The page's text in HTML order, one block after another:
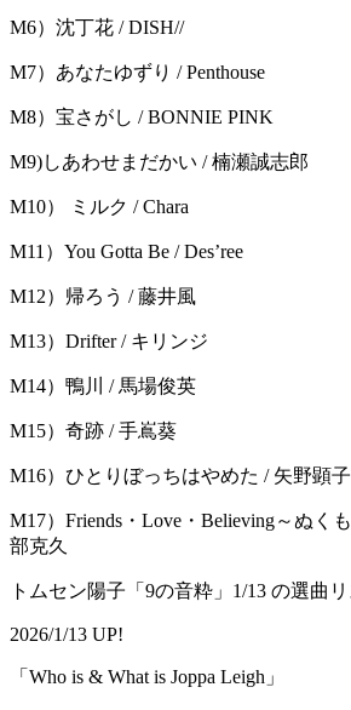
M6）沈丁花 / DISH//
M7）あなたゆずり / Penthouse
M8）宝さがし / BONNIE PINK
M9)しあわせまだかい / 楠瀬誠志郎
M10） ミルク / Chara
M11）You Gotta Be / Desʼree
M12）帰ろう / 藤井⾵
M13）Drifter / キリンジ
M14）鴨川 / ⾺場俊英
M15）奇跡 / ⼿嶌葵
M16）ひとりぼっちはやめた / 矢野顕子
M17）Friends・Love・Believing～ぬく
部克久
トムセン陽子「9の音粋」1/13 の選曲リ
2026/1/13 UP!
「Who is & What is Joppa Leigh」